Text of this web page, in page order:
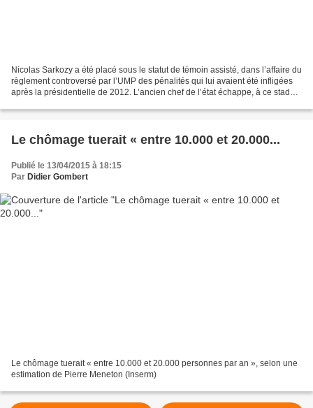
Nicolas Sarkozy a été placé sous le statut de témoin assisté, dans l’affaire du
règlement controversé par l’UMP des pénalités qui lui avaient été infligées
après la présidentielle de 2012. L’ancien chef de l’état échappe, à ce stade,
Le chômage tuerait « entre 10.000 et 20.000...
Publié le 13/04/2015 à 18:15
Par Didier Gombert
Le chômage tuerait « entre 10.000 et 20.000 personnes par an », selon une
estimation de Pierre Meneton (Inserm)